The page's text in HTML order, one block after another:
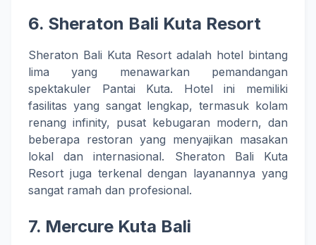
6. Sheraton Bali Kuta Resort
Sheraton Bali Kuta Resort adalah hotel bintang
lima yang menawarkan pemandangan
spektakuler Pantai Kuta. Hotel ini memiliki
fasilitas yang sangat lengkap, termasuk kolam
renang infinity, pusat kebugaran modern, dan
beberapa restoran yang menyajikan masakan
lokal dan internasional. Sheraton Bali Kuta
Resort juga terkenal dengan layanannya yang
sangat ramah dan profesional.
7. Mercure Kuta Bali